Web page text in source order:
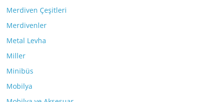
Merdiven Çeşitleri
Merdivenler
Metal Levha
Miller
Minibüs
Mobilya